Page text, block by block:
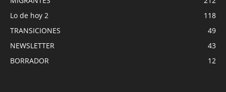
Lo de hoy 2
118
TRANSICIONES
49
NEWSLETTER
43
BORRADOR
12